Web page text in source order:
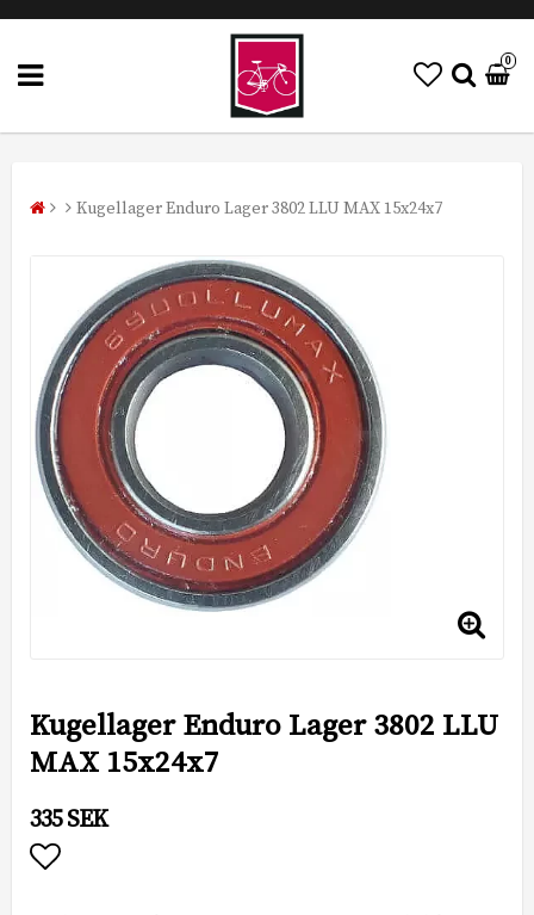
0
Kugellager Enduro Lager 3802 LLU MAX 15x24x7
Kugellager Enduro Lager 3802 LLU
MAX 15x24x7
335 SEK